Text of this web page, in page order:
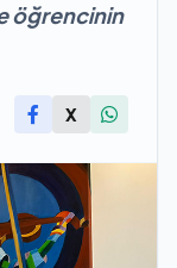
öğrencinin
X